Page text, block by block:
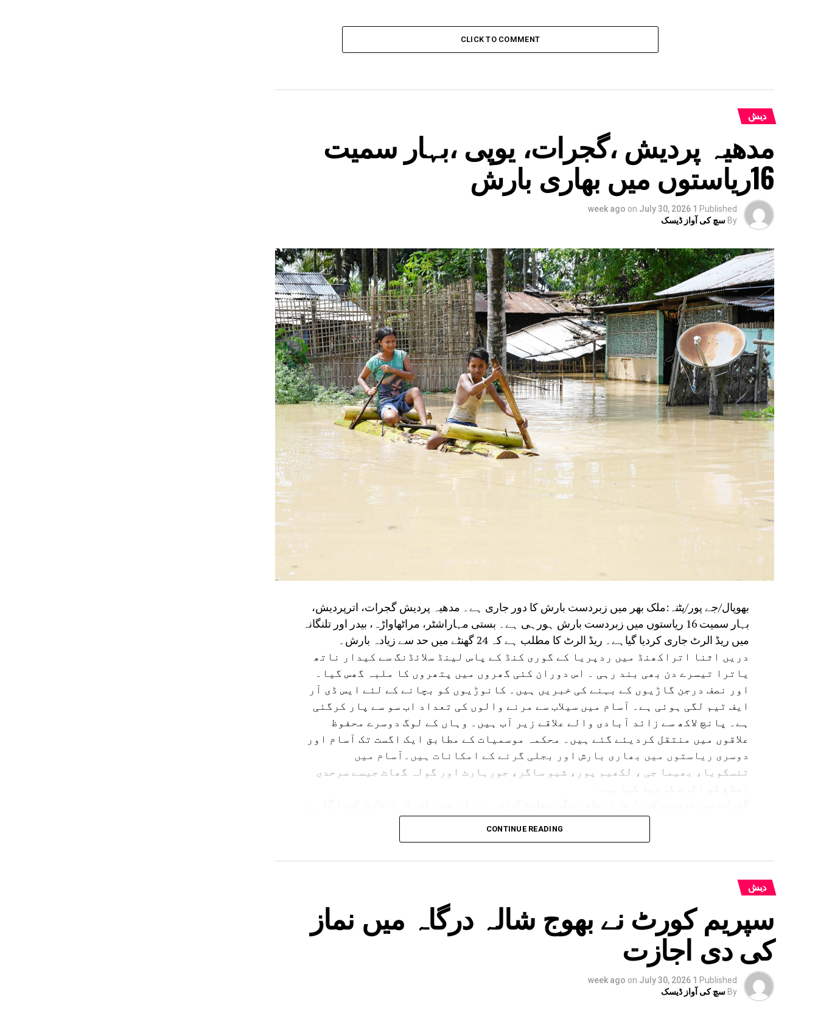
CLICK TO COMMENT
دیش
مدھیہ پردیش ،گجرات، یوپی ،بہار سمیت
16ریاستوں میں بھاری بارش
Published
1 week ago
on July 30, 2026
By سچ کی آواز ڈیسک
بھوپال/جے پور/پٹنہ:ملک بھر میں زبردست بارش کا دور جاری ہے۔ مدھیہ پردیش گجرات، اترپردیش،
بہار سمیت 16 ریاستوں میں زبردست بارش ہورہی ہے۔ بستی مہاراشٹر، مراٹھاواڑہ، بیدر اور تلنگانہ
میں ریڈ الرٹ جاری کردیا گیاہے۔ ریڈ الرٹ کا مطلب ہے کہ 24 گھنٹے میں حد سے زیادہ بارش۔
دریں اثنا اتراکھنڈ میں ردپریا کے گوری کنڈ کے پاس لینڈ سلائڈنگ سے کیدار ناتھ
یاترا تیسرے دن بھی بند رہی ۔ اس دوران کئی گھروں میں پتھروں کا ملبہ گھس گیا۔
اور نصف درجن گاڑیوں کے بہنے کی خبریں ہیں۔ کانوڑیوں کو بچانے کے لئے ایس ڈی آر
ایف ٹیم لگی ہوئی ہے۔ آسام میں سیلاب سے مرنے والوں کی تعداد اب سو سے پار کرگئی
ہے۔ پانچ لاکھ سے زائد آبادی والے علاقے زیر آب ہیں۔ وہاں کے لوگ دوسرے محفوظ
علاقوں میں منتقل کردیئے گئے ہیں۔ محکمہ موسمیات کے مطابق ایک اگست تک آسام اور
دوسری ریاستوں میں بھاری بارش اور بجلی گرنے کے امکانات ہیں۔آسام میں
تنسکویا، بھیما جی ، لکھیم پور، شیو ساگر، جورہارٹ اور گولہ گھاٹ جیسے سرحدی
مدھیہ پردیش میں بھی بارش کا الرٹ جاری کیا گیا ہے۔ وہاں کے 17 اضلع متاثر ہیں۔ یوپی ،
بہار کے کئی اضلاع میں بھی انتظامیہ الرٹ ہے۔
CONTINUE READING
دیش
سپریم کورٹ نے بھوج شالہ درگاہ میں نماز
کی دی اجازت
Published
1 week ago
on July 30, 2026
By سچ کی آواز ڈیسک